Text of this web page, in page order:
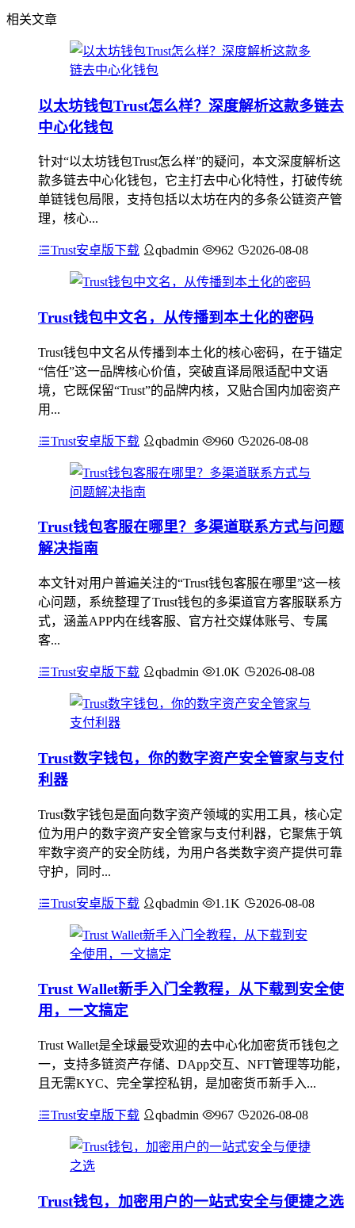
相关文章
以太坊钱包Trust怎么样？深度解析这款多链去
中心化钱包
针对“以太坊钱包Trust怎么样”的疑问，本文深度解析这
款多链去中心化钱包，它主打去中心化特性，打破传统
单链钱包局限，支持包括以太坊在内的多条公链资产管
理，核心...
Trust安卓版下载 qbadmin 962 2026-08-08
Trust钱包中文名，从传播到本土化的密码
Trust钱包中文名从传播到本土化的核心密码，在于锚定
“信任”这一品牌核心价值，突破直译局限适配中文语
境，它既保留“Trust”的品牌内核，又贴合国内加密资产
用...
Trust安卓版下载 qbadmin 960 2026-08-08
Trust钱包客服在哪里？多渠道联系方式与问题
解决指南
本文针对用户普遍关注的“Trust钱包客服在哪里”这一核
心问题，系统整理了Trust钱包的多渠道官方客服联系方
式，涵盖APP内在线客服、官方社交媒体账号、专属
客...
Trust安卓版下载 qbadmin 1.0K 2026-08-08
Trust数字钱包，你的数字资产安全管家与支付
利器
Trust数字钱包是面向数字资产领域的实用工具，核心定
位为用户的数字资产安全管家与支付利器，它聚焦于筑
牢数字资产的安全防线，为用户各类数字资产提供可靠
守护，同时...
Trust安卓版下载 qbadmin 1.1K 2026-08-08
Trust Wallet新手入门全教程，从下载到安全使
用，一文搞定
Trust Wallet是全球最受欢迎的去中心化加密货币钱包之
一，支持多链资产存储、DApp交互、NFT管理等功能，
且无需KYC、完全掌控私钥，是加密货币新手入...
Trust安卓版下载 qbadmin 967 2026-08-08
Trust钱包，加密用户的一站式安全与便捷之选